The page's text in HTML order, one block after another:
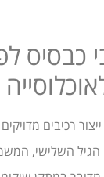
כבסיס
רכיבים מדויקים
הגיל השלישי,